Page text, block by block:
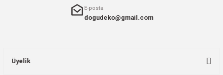
E-posta
dogudeko@gmail.com
Üyelik